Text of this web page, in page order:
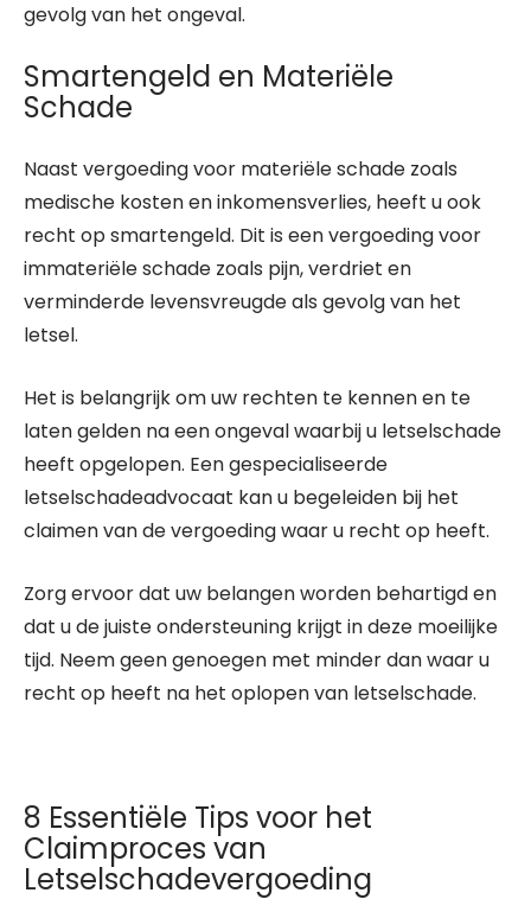
gevolg van het ongeval.
Smartengeld en Materiële
Schade
Naast vergoeding voor materiële schade zoals
medische kosten en inkomensverlies, heeft u ook
recht op smartengeld. Dit is een vergoeding voor
immateriële schade zoals pijn, verdriet en
verminderde levensvreugde als gevolg van het
letsel.
Het is belangrijk om uw rechten te kennen en te
laten gelden na een ongeval waarbij u letselschade
heeft opgelopen. Een gespecialiseerde
letselschadeadvocaat kan u begeleiden bij het
claimen van de vergoeding waar u recht op heeft.
Zorg ervoor dat uw belangen worden behartigd en
dat u de juiste ondersteuning krijgt in deze moeilijke
tijd. Neem geen genoegen met minder dan waar u
recht op heeft na het oplopen van letselschade.
8 Essentiële Tips voor het
Claimproces van
Letselschadevergoeding